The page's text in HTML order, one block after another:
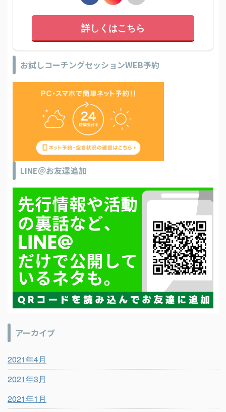
詳しくはこちら
お試しコーチングセッションWEB予約
LINE＠お友達追加
アーカイブ
2021年4月
2021年3月
2021年1月